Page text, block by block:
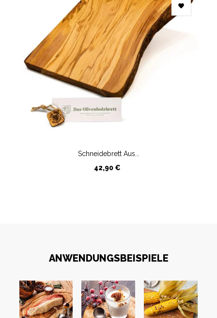

Schneidebrett Aus...
Preis
42,90 €
ANWENDUNGSBEISPIELE